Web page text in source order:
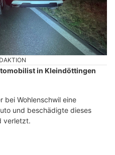
in Kleindöttingen
bei Wohlenschwil eine
und beschädigte dieses
verletzt.